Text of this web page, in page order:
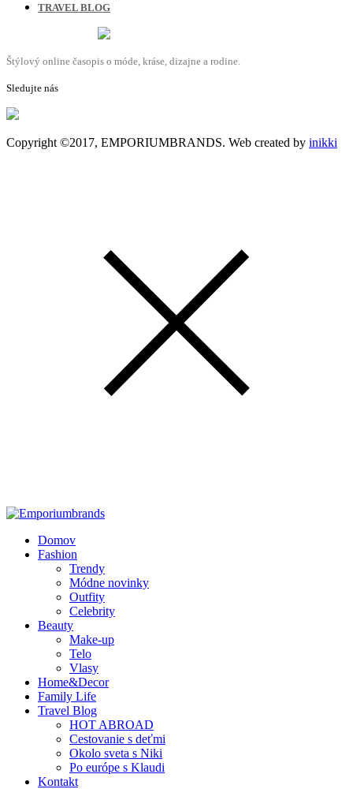
TRAVEL BLOG
Štýlový online časopis o móde, kráse, dizajne a rodine.
Sledujte nás
Copyright ©2017, EMPORIUMBRANDS. Web created by inikki
Domov
Fashion
Trendy
Módne novinky
Outfity
Celebrity
Beauty
Make-up
Telo
Vlasy
Home&Decor
Family Life
Travel Blog
HOT ABROAD
Cestovanie s deťmi
Okolo sveta s Niki
Po európe s Klaudi
Kontakt